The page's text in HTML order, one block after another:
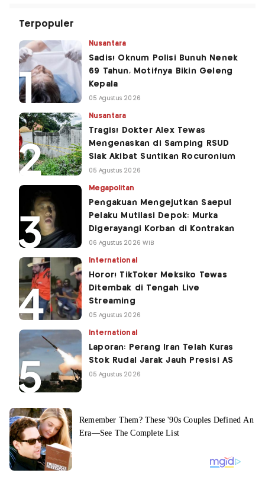
Terpopuler
Nusantara
Sadis! Oknum Polisi Bunuh Nenek
69 Tahun, Motifnya Bikin Geleng
Kepala
05 Agustus 2026
Nusantara
Tragis! Dokter Alex Tewas
Mengenaskan di Samping RSUD
Siak Akibat Suntikan Rocuronium
05 Agustus 2026
Megapolitan
Pengakuan Mengejutkan Saepul
Pelaku Mutilasi Depok: Murka
Digerayangi Korban di Kontrakan
06 Agustus 2026 WIB
International
Horor! TikToker Meksiko Tewas
Ditembak di Tengah Live
Streaming
05 Agustus 2026
International
Laporan: Perang Iran Telah Kuras
Stok Rudal Jarak Jauh Presisi AS
05 Agustus 2026